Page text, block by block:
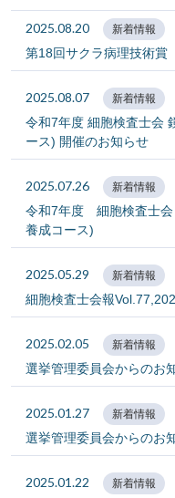
2025.08.20 新着情報
第18回サクラ病理技術
2025.08.07 新着情報
令和7年度 細胞検査士会
ース) 開催のお知らせ
2025.07.26 新着情報
令和7年度 細胞検査士
養成コース)
2025.05.29 新着情報
細胞検査士会報
2025.02.05 新着情報
選挙管理委員会からのお
2025.01.27 新着情報
選挙管理委員会からの
2025.01.22 新着情報